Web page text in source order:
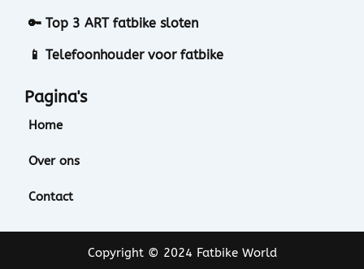
🔑 Top 3 ART fatbike sloten
📱 Telefoonhouder voor fatbike
Pagina's
Home
Over ons
Contact
Copyright © 2024 Fatbike World